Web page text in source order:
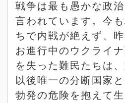
戦争は最も愚かな政
言われています。今
ちで内戦が絶えず、
お進行中のウクライ
を失った難民たちは
以後唯一の分断国家
勃発の危険を抱えて